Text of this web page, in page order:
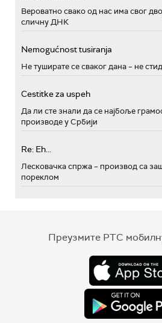
Вероватно свако од нас има свог
сличну ДНК
Nemogućnost tusiranja
Не туширате се сваког дана – не
Cestitke za uspeh
Да ли сте знали да се најбоље
производе у Србији
Re: Eh...
Лесковачка спржа – производ са
пореклом
Преузмите РТС